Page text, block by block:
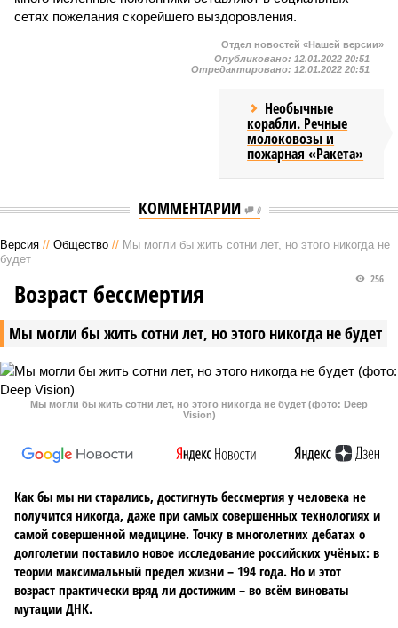
сетях пожелания скорейшего выздоровления.
Отдел новостей «Нашей версии»
Опубликовано: 12.01.2022 20:51
Отредактировано: 12.01.2022 20:51
Необычные
корабли. Речные
молоковозы и
пожарная «Ракета»
КОММЕНТАРИИ 0
Версия // Общество // Мы могли бы жить сотни лет, но этого никогда не
будет
Мы могли бы жить сотни лет, но этого никогда не будет
256
Возраст бессмертия
Мы могли бы жить сотни лет, но этого никогда не будет (фото: Deep
Vision)
Как бы мы ни старались, достигнуть бессмертия у человека не
получится никогда, даже при самых совершенных технологиях и
самой совершенной медицине. Точку в многолетних дебатах о
долголетии поставило новое исследование российских учёных: в
теории максимальный предел жизни – 194 года. Но и этот
возраст практически вряд ли достижим – во всём виноваты
мутации ДНК.